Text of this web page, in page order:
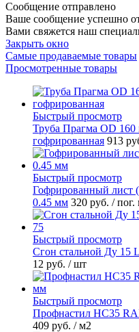
Сообщение отправлено
Ваше сообщение успешно
Вами свяжется наш
Закрыть окно
Самые продаваемые товары
Просмотренные товары
Быстрый просмотр
Труба Прагма OD 160
гофрированная 913
Быстрый просмотр
Гофрированный лист
0.45 мм 320 руб. / пог.
Быстрый просмотр
Сгон стальной Ду 15
12 руб. / шт
Быстрый просмотр
Профнастил НС35
409 руб. / м2